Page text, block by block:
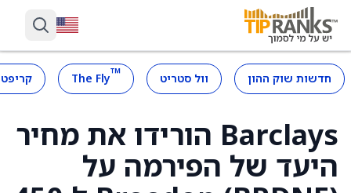
חדשות שוק ההון וול סטריט ™
The Fly
Barclays הורידו את מחיר
היעד של הפירמה על